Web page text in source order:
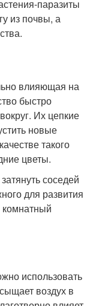
паразиты
из почвы, а
влияющая на
быстро
Их цепкие
новые
такого
цветы.
соседей
для развития
использовать
воздух в